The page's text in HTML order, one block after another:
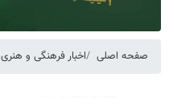
صفحه اصلی اخبار فرهنگی و هنری